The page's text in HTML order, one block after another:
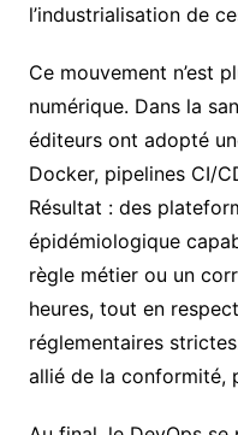
l’industrialisation de
Ce mouvement n’est
numérique. Dans la
éditeurs ont adopté
Docker, pipelines CI/
Résultat : des
épidémiologique
règle métier ou un
heures, tout en
réglementaires
allié de la conformité,